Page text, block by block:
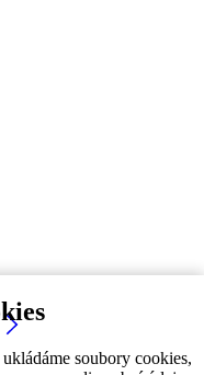
soubory cookies,